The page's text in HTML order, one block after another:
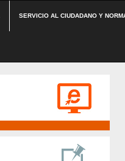
SERVICIO AL CIUDADANO Y